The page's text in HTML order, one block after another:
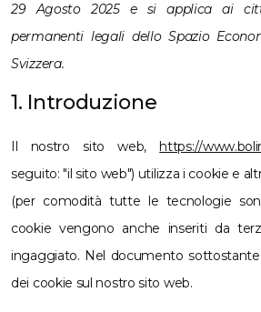
29 Agosto 2025 e si applica ai
permanenti legali dello Spazio
Svizzera.
1. Introduzione
Il nostro sito web, https://
seguito: "il sito web") utilizza i cookie e
(per comodità tutte le tecnologie
cookie vengono anche inseriti da
ingaggiato. Nel documento
dei cookie sul nostro sito web.